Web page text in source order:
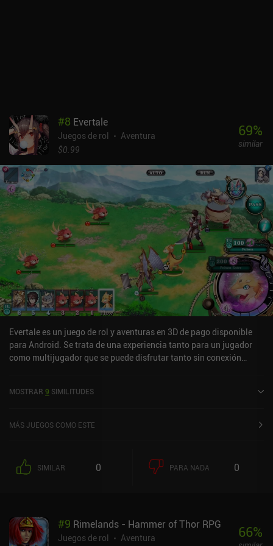
#8 Evertale
Juegos de rol
Aventura
$0.99
69%
similar
Evertale es un juego de rol y aventuras en 3D de pago disponible
para Android. Se trata de una experiencia tanto para un jugador
como multijugador que se puede disfrutar tanto sin conexión
sobre 5,0 en Google Play.
MOSTRAR 9 SIMILITUDES
MÁS JUEGOS COMO ESTE
SIMILAR 0 PARA NADA 0
#9 Rimelands - Hammer of Thor RPG
Juegos de rol
Aventura
66%